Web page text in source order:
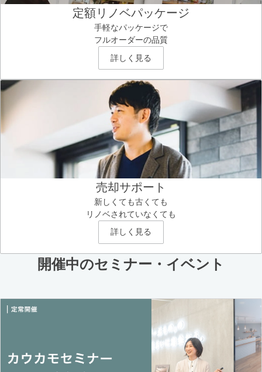
定額リノベパッケージ
手軽なパッケージで
フルオーダーの品質
詳しく見る
売却サポート
新しくても古くても
リノベされていなくても
詳しく見る
開催中のセミナー・イベント